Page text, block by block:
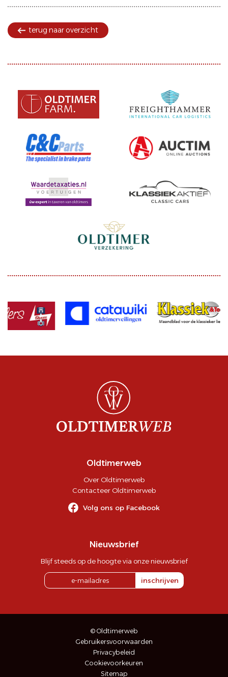
terug naar overzicht
Oldtimerweb
Over Oldtimerweb
Contacteer Oldtimerweb
Volg ons op Facebook
Nieuwsbrief
Blijf steeds op de hoogte via onze nieuwsbrief
inschrijven
© Oldtimerweb
Gebruikersvoorwaarden
Privacybeleid
Cookievoorkeuren
Sitemap